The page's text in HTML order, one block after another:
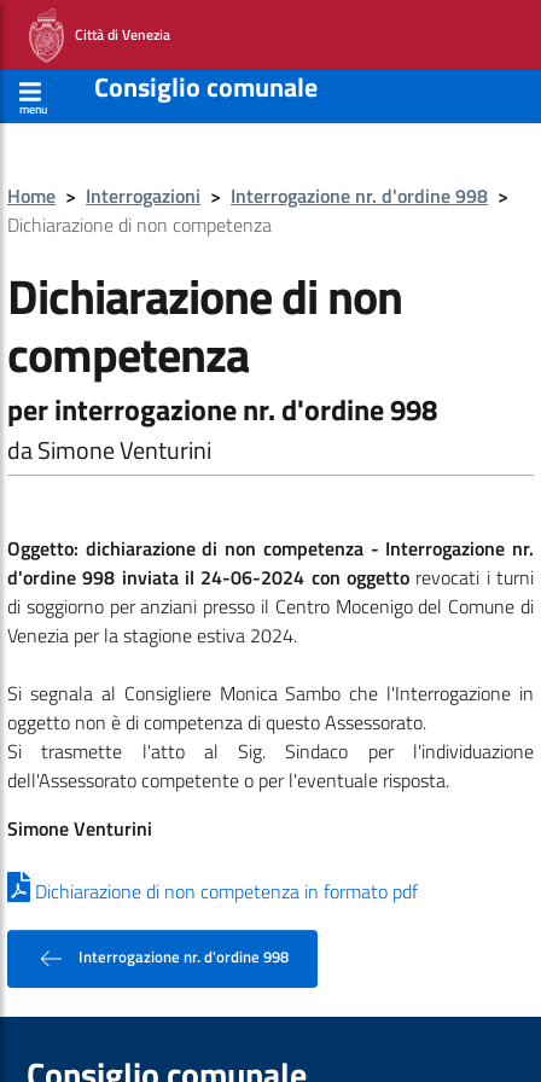
Città di Venezia
menu
Consiglio comunale
Home > Interrogazioni > Interrogazione nr. d'ordine 998 >
Dichiarazione di non competenza
Dichiarazione di non
competenza
per interrogazione nr. d'ordine 998
da Simone Venturini
Oggetto: dichiarazione di non competenza - Interrogazione nr.
d'ordine 998 inviata il 24-06-2024 con oggetto revocati i turni
di soggiorno per anziani presso il Centro Mocenigo del Comune di
Venezia per la stagione estiva 2024.
Si segnala al Consigliere Monica Sambo che l'Interrogazione in
oggetto non è di competenza di questo Assessorato.
Si trasmette l'atto al Sig. Sindaco per l'individuazione
dell'Assessorato competente o per l'eventuale risposta.
Simone Venturini
Dichiarazione di non competenza in formato pdf
Interrogazione nr. d'ordine 998